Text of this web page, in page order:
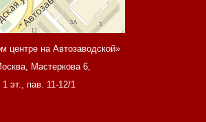
центре на Автозаводской»
Мастеркова 6,
1 эт., пав. 11-12/1